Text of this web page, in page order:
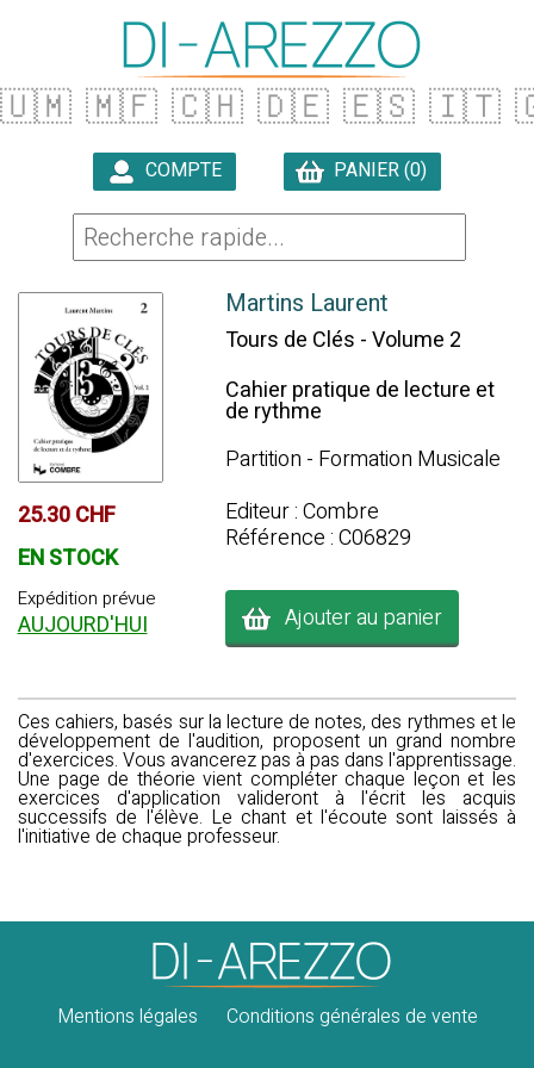
🇺🇲 🇲🇫 🇨🇭 🇩🇪 🇪🇸 🇮🇹
COMPTE PANIER (0)
25.30 CHF
EN STOCK
Expédition prévue
AUJOURD'HUI
Martins Laurent
Tours de Clés - Volume 2
Cahier pratique de lecture et
de rythme
Partition - Formation Musicale
Editeur : Combre
Référence : C06829
Ajouter au panier
Ces cahiers, basés sur la lecture de notes, des rythmes et le
développement de l'audition, proposent un grand nombre
d'exercices. Vous avancerez pas à pas dans l'apprentissage.
Une page de théorie vient compléter chaque leçon et les
exercices d'application valideront à l'écrit les acquis
successifs de l'élève. Le chant et l'écoute sont laissés à
l'initiative de chaque professeur.
Mentions légales Conditions générales de vente